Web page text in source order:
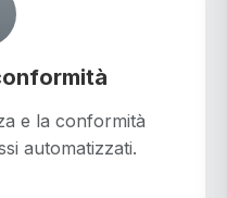
e la conformità
automatizzati.